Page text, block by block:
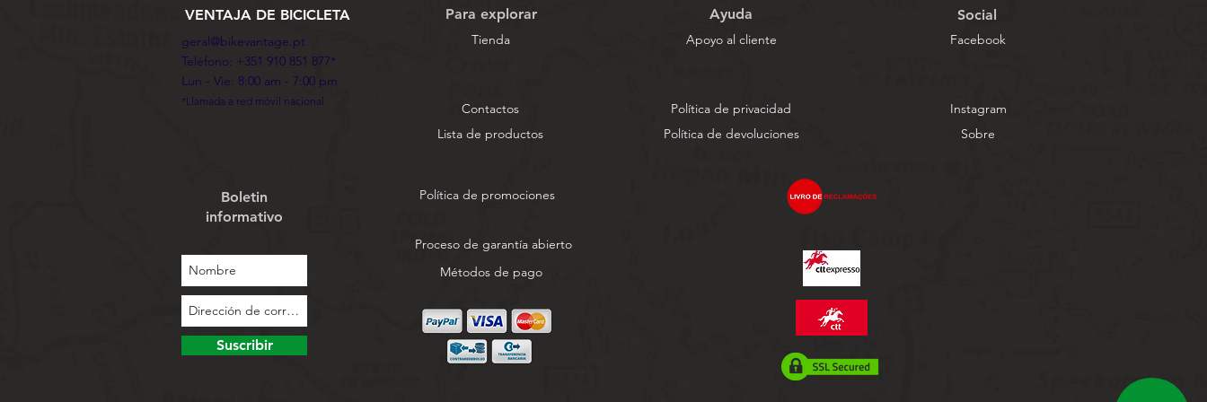
VENTAJA DE BICICLETA
geral@bikevantage.pt
Teléfono: +351 910 851 877*
Lun - Vie: 8:00 am - 7:00 pm
*Llamada a red móvil nacional
Para explorar
Tienda
Contactos
Lista de productos
Boletin
informativo
Suscribir
Política de promociones
Proceso de garantía abierto
Métodos de pago
Ayuda
Apoyo al cliente
Política de privacidad
Política de devoluciones
Social
Facebook
Instagram
Sobre